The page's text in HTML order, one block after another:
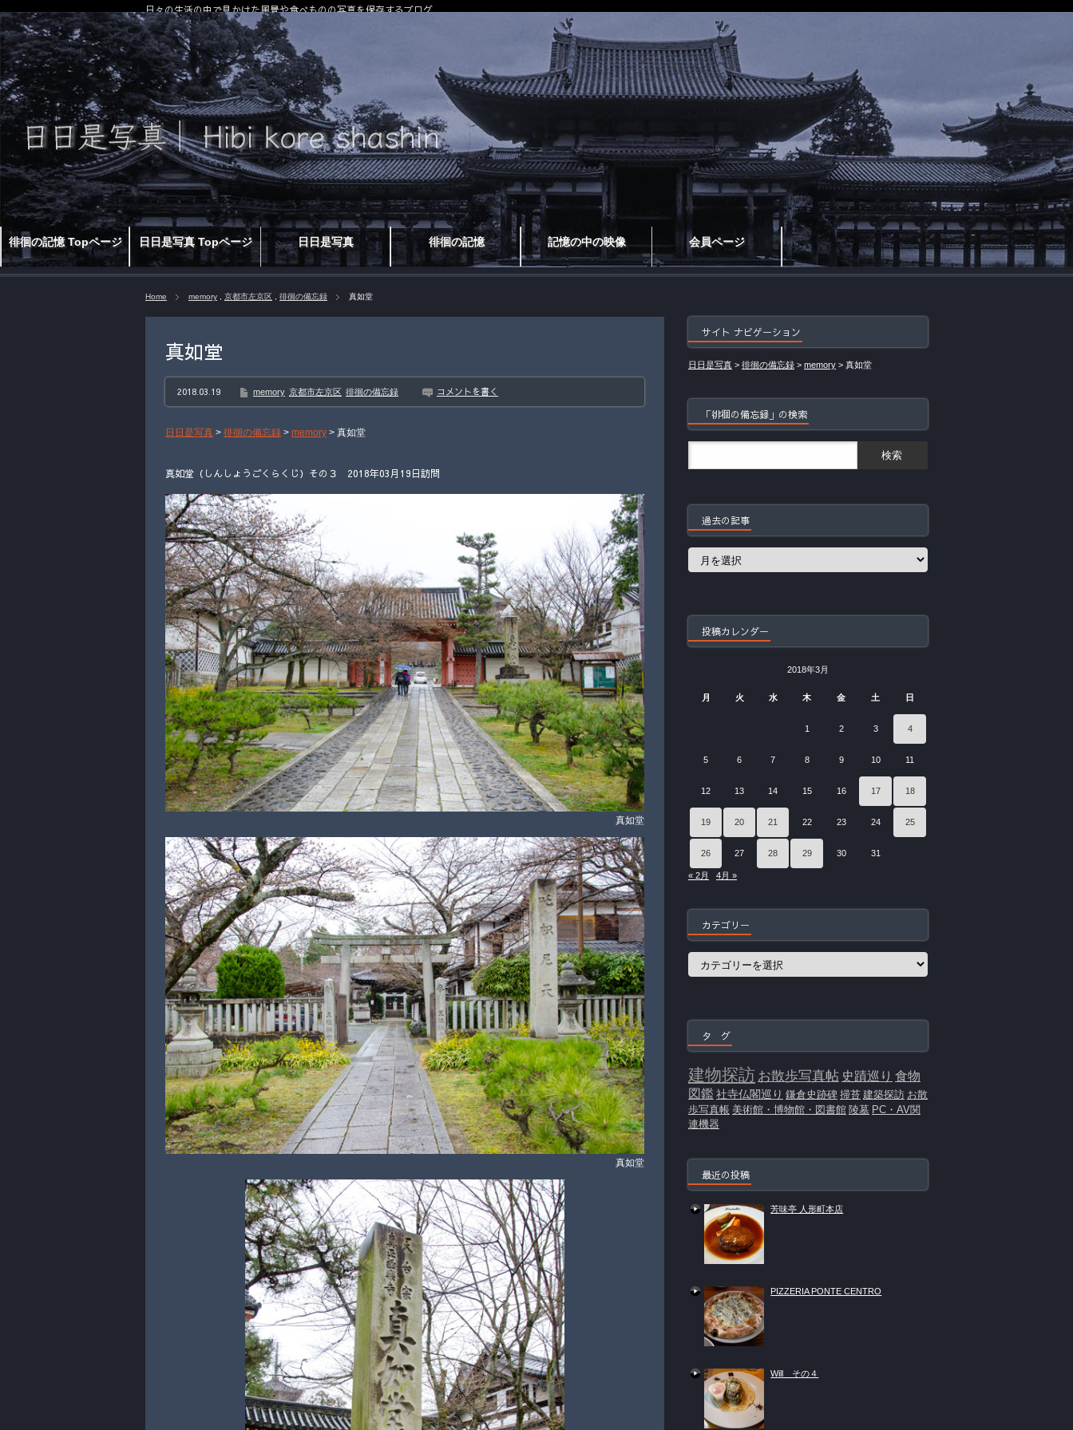
徘徊の記憶 Topページ 日日是写真 Topページ 日日是写真 徘徊の記憶 記憶の中の映像 会員ページ
日々の生活の中で見かけた風景や食べものの写真を保存するブログ
Home memory 京都市左京区 徘徊の備忘録 真如堂
真如堂
2018.03.19 memory 京都市左京区 徘徊の備忘録 コメントを書く
日日是写真 > 徘徊の備忘録 > memory > 真如堂
真如堂（しんしょうごくらくじ）その３ 2018年03月19日訪問
真如堂
真如堂
サイト ナビゲーション
日日是写真 > 徘徊の備忘録 > memory > 真如堂
「徘徊の備忘録」の検索
過去の記事
過
投稿カレンダー
2018年3月
月 火 水 木 金 土 日
1 2 3 4
5 6 7 8 9 10 11
12 13 14 15 16 17 18
19 20 21 22 23 24 25
26 27 28 29 30 31
« 2月 4月 »
カテゴリー
カ
タ グ
建物探訪 お散歩写真帖 史蹟巡り 食物
図鑑社寺仏閣巡り 鎌倉史跡碑 掃苔 建築探訪 お散
歩写真帳 美術館・博物館・図書館 陵墓 PC・AV関
連機器
最近の投稿
芳味亭 人形町本店
PIZZERIA PONTE CENTRO
Will その４